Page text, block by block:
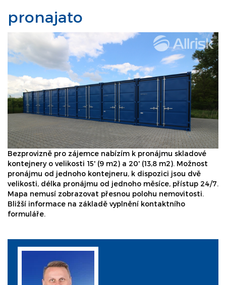
pronajato
Bezprovizně pro zájemce nabízím k pronájmu skladové
kontejnery o velikosti 15' (9 m2) a 20' (13,8 m2). Možnost
pronájmu od jednoho kontejneru, k dispozici jsou dvě
velikosti, délka pronájmu od jednoho měsíce, přístup 24/7.
Mapa nemusí zobrazovat přesnou polohu nemovitosti.
Bližší informace na základě vyplnění kontaktního
formuláře.